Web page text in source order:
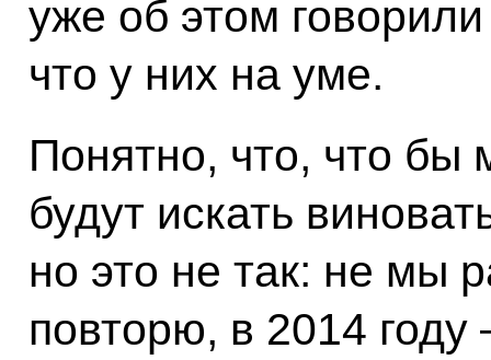
уже об этом
что у них на уме.
Понятно, что, что бы
будут искать
но это не так: не мы
повторю, в 2014 году